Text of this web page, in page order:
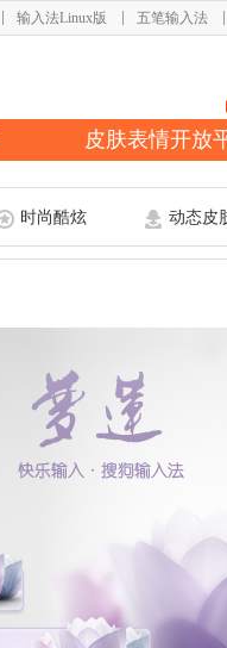
输入法Linux版 五笔输入法
皮肤表情开放
时尚酷炫 动态皮